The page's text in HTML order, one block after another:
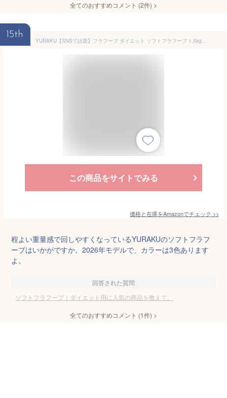
全てのおすすめコメント (2件) >
15th
YURAKU【SNSで話題】フラフープ ダイエット ソフトフラフープ 1.5kg 痛くなりにくい 静音 落ちにくい 大人用 初心者 ウエスト引き締め 2026年モデル 収納袋付き 日本語説明書 (イエロー)
この商品をサイトでみる
価格と在庫をAmazonでチェック >>
程よい重量感で回しやすくなっているYURAKUのソフトフラフ
ープはいかがですか。2026年モデルで、カラーは3色あります
よ。
回答された質問
ソフトフラフープ｜ダイエット用に人気の商品を教えて。
全てのおすすめコメント (1件) >